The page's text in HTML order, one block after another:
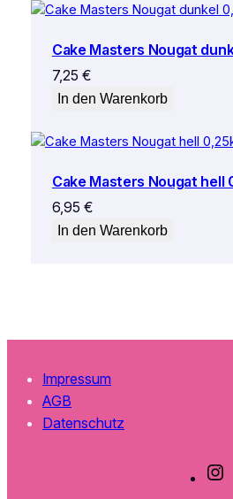
Cake Masters Nougat
7,25 €
In den Warenkorb
Cake Masters Nougat hell
6,95 €
In den Warenkorb
Impressum
AGB
Datenschutz